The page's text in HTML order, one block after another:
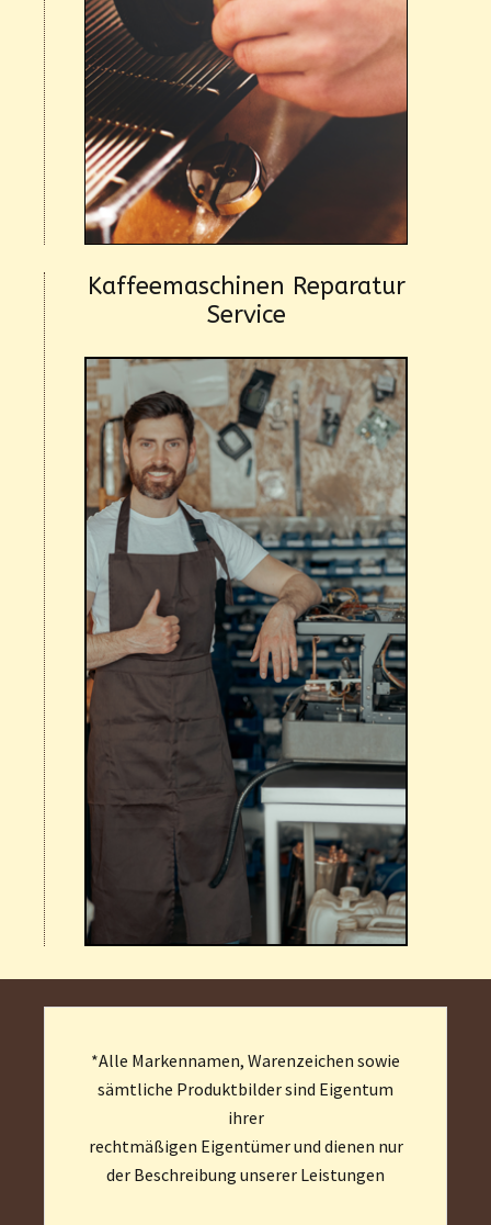
Kaffeemaschinen Reparatur
Service
*Alle Markennamen, Warenzeichen sowie
sämtliche Produktbilder sind Eigentum
ihrer
rechtmäßigen Eigentümer und dienen nur
der Beschreibung unserer Leistungen